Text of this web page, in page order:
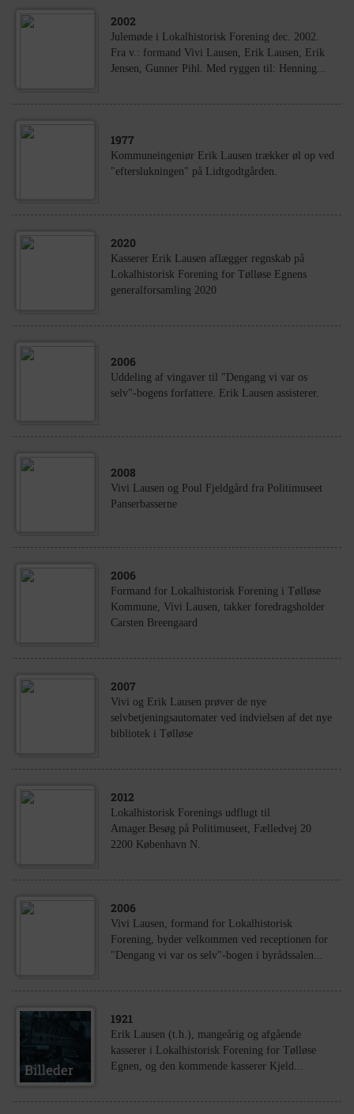
2002
Julemøde i Lokalhistorisk Forening dec. 2002.
Fra v.: formand Vivi Lausen, Erik Lausen, Erik
Jensen, Gunner Pihl. Med ryggen til: Henning...
1977
Kommuneingeniør Erik Lausen trækker øl op ved
"efterslukningen" på Lidtgodtgården.
2020
Kasserer Erik Lausen aflægger regnskab på
Lokalhistorisk Forening for Tølløse Egnens
generalforsamling 2020
2006
Uddeling af vingaver til "Dengang vi var os
selv"-bogens forfattere. Erik Lausen assisterer.
2008
Vivi Lausen og Poul Fjeldgård fra Politimuseet
Panserbasserne
2006
Formand for Lokalhistorisk Forening i Tølløse
Kommune, Vivi Lausen, takker foredragsholder
Carsten Breengaard
2007
Vivi og Erik Lausen prøver de nye
selvbetjeningsautomater ved indvielsen af det nye
bibliotek i Tølløse
2012
Lokalhistorisk Forenings udflugt til
Amager.Besøg på Politimuseet, Fælledvej 20
2200 København N.
2006
Vivi Lausen, formand for Lokalhistorisk
Forening, byder velkommen ved receptionen for
"Dengang vi var os selv"-bogen i byrådssalen...
1921
Erik Lausen (t.h.), mangeårig og afgående
kasserer i Lokalhistorisk Forening for Tølløse
Egnen, og den kommende kasserer Kjeld...